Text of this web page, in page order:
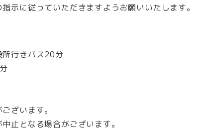
示に従っていただきますようお願いいたします。
行きバス20分
ざいます。
止となる場合がございます。